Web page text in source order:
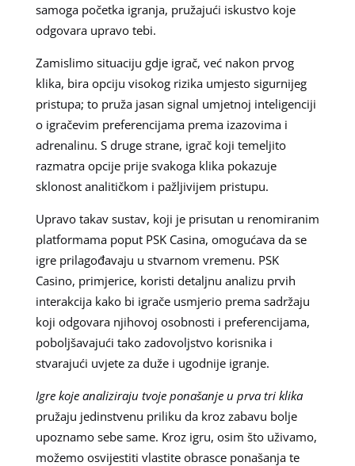
samoga početka igranja, pružajući iskustvo koje
odgovara upravo tebi.
Zamislimo situaciju gdje igrač, već nakon prvog
klika, bira opciju visokog rizika umjesto sigurnijeg
pristupa; to pruža jasan signal umjetnoj inteligenciji
o igračevim preferencijama prema izazovima i
adrenalinu. S druge strane, igrač koji temeljito
razmatra opcije prije svakoga klika pokazuje
sklonost analitičkom i pažljivijem pristupu.
Upravo takav sustav, koji je prisutan u renomiranim
platformama poput PSK Casina, omogućava da se
igre prilagođavaju u stvarnom vremenu. PSK
Casino, primjerice, koristi detaljnu analizu prvih
interakcija kako bi igrače usmjerio prema sadržaju
koji odgovara njihovoj osobnosti i preferencijama,
poboljšavajući tako zadovoljstvo korisnika i
stvarajući uvjete za duže i ugodnije igranje.
Igre koje analiziraju tvoje ponašanje u prva tri klika
pružaju jedinstvenu priliku da kroz zabavu bolje
upoznamo sebe same. Kroz igru, osim što uživamo,
možemo osvijestiti vlastite obrasce ponašanja te